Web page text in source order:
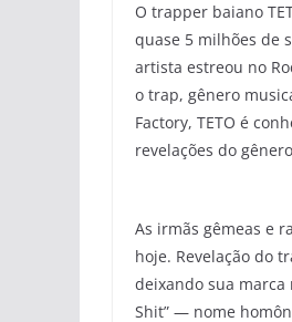
O trapper baiano
quase 5 milhões de
artista estreou no
o trap, gênero
Factory, TETO é
revelações do
As irmãs gêmeas e
hoje. Revelação do
deixando sua marca
Shit” — nome